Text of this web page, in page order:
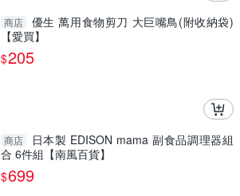
商店
優生 萬用食物剪刀 大巨嘴鳥(附收納袋)
【愛買】
$205
商店
日本製 EDISON mama 副食品調理器組
合 6件組【南風百貨】
$699